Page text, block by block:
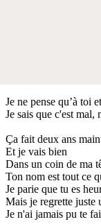
Je ne pense qu’à toi
Je sais que c'est mal,
Ça fait deux ans
Et je vais bien
Dans un coin de ma
Ton nom est tout ce
Je parie que tu es
Mais je regrette juste
Je n'ai jamais pu te